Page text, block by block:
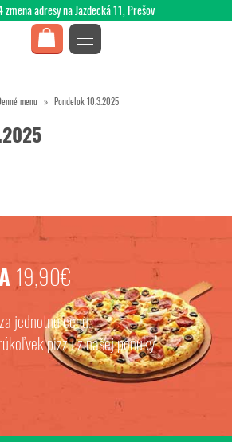
menu Pondelok 10.3.2025
19,90€
jednotnú cenu.
pizzu z našej ponuky
adresy na Jazdecká 11, Prešov